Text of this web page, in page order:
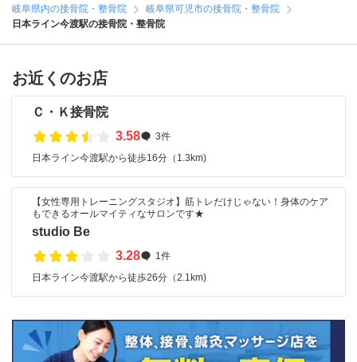
岐阜県内の接骨院・整骨院
岐阜県可児市の接骨院・整骨院
日本ライン今渡駅の接骨院・整骨院
お近くのお店
Ｃ・Ｋ接骨院
3.58
3件
日本ライン今渡駅から徒歩16分（1.3km)
【女性専用トレーニングスタジオ】筋トレだけじゃない！身体のケア
もできるオールマイティなサロンです★
studio Be
3.28
1件
日本ライン今渡駅から徒歩26分（2.1km)